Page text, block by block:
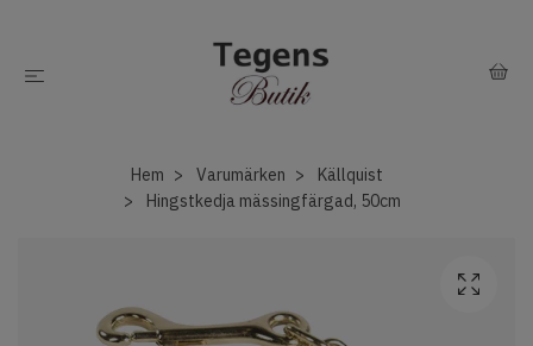
Hem Varumärken
Källquist
Hingstkedja mässingfärgad, 50cm